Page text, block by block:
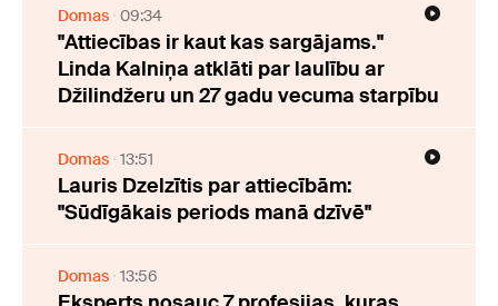
Domas 09:34
"Attiecības ir kaut kas sargājams."
Linda Kalniņa atklāti par laulību ar
Džilindžeru un 27 gadu vecuma starpību
Domas 13:51
Lauris Dzelzītis par attiecībām:
"Sūdīgākais periods manā dzīvē"
Domas 13:56